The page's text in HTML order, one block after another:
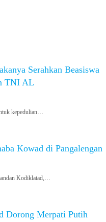
Serahkan Beasiswa
TNI AL
kepedulian…
Kowad di Pangalengan
Kodiklatad,…
Dorong Merpati Putih